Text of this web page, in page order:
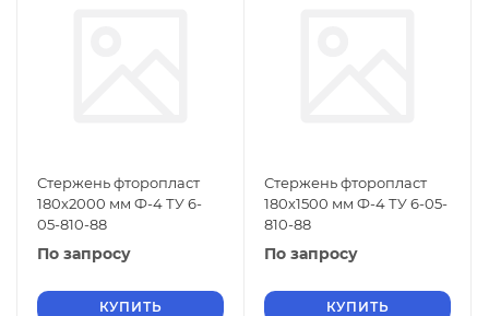
Стержень фторопласт
180х2000 мм Ф-4 ТУ 6-
05-810-88
По запросу
КУПИТЬ
Стержень фторопласт
180х1500 мм Ф-4 ТУ 6-05-
810-88
По запросу
КУПИТЬ